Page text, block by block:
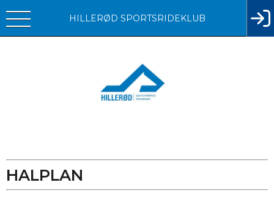
HILLERØD SPORTSRIDEKLUB
HALPLAN